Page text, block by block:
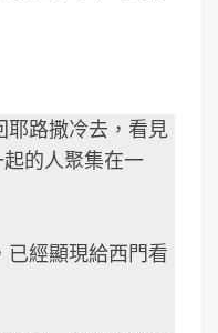
耶路撒冷去，看見
的人聚集在一
已經顯現給西門看